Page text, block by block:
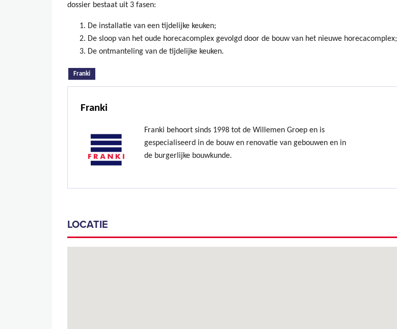
dossier bestaat uit 3 fasen:
De installatie van een tijdelijke keuken;
De sloop van het oude horecacomplex gevolgd door de bouw van het nieuwe horecacomplex;
De ontmanteling van de tijdelijke keuken.
Franki
Franki
Franki behoort sinds 1998 tot de Willemen Groep en is
gespecialiseerd in de bouw en renovatie van gebouwen en in
de burgerlijke bouwkunde.
LOCATIE